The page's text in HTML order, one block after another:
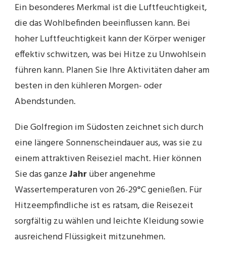
Ein besonderes Merkmal ist die Luftfeuchtigkeit,
die das Wohlbefinden beeinflussen kann. Bei
hoher Luftfeuchtigkeit kann der Körper weniger
effektiv schwitzen, was bei Hitze zu Unwohlsein
führen kann. Planen Sie Ihre Aktivitäten daher am
besten in den kühleren Morgen- oder
Abendstunden.
Die Golfregion im Südosten zeichnet sich durch
eine längere Sonnenscheindauer aus, was sie zu
einem attraktiven Reiseziel macht. Hier können
Sie das ganzeJahrüber angenehme
Wassertemperaturen von 26-29°C genießen. Für
Hitzeempfindliche ist es ratsam, die Reisezeit
sorgfältig zu wählen und leichte Kleidung sowie
ausreichend Flüssigkeit mitzunehmen.